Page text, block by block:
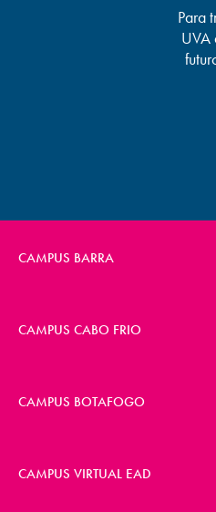
Para
UVA
CAMPUS BARRA
CAMPUS CABO FRIO
CAMPUS BOTAFOGO
CAMPUS VIRTUAL EAD